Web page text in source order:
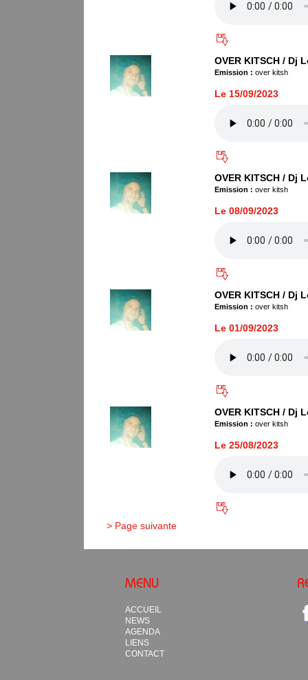
OVER KITSCH / Dj
Emission : over kitsh
Le 15/09/2023
OVER KITSCH / Dj
Emission : over kitsh
Le 08/09/2023
OVER KITSCH / Dj
Emission : over kitsh
Le 01/09/2023
OVER KITSCH / Dj
Emission : over kitsh
Le 25/08/2023
> Page suivante
MENU
ACCUEIL
NEWS
AGENDA
LIENS
CONTACT